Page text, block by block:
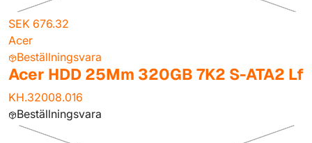
SEK 676.32
Acer
Beställningsvara
Acer HDD 25Mm 320GB 7K2 S-ATA2 Lf
KH.32008.016
Beställningsvara